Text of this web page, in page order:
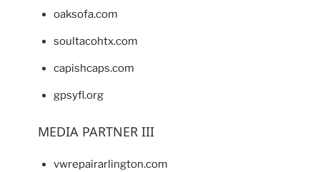
oaksofa.com
soultacohtx.com
capishcaps.com
gpsyfl.org
MEDIA PARTNER III
vwrepairarlington.com